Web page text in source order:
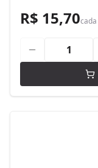
R$ 15,70cada